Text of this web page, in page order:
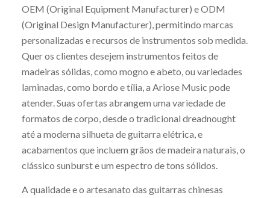
OEM (Original Equipment Manufacturer) e ODM
(Original Design Manufacturer), permitindo marcas
personalizadas e recursos de instrumentos sob medida.
Quer os clientes desejem instrumentos feitos de
madeiras sólidas, como mogno e abeto, ou variedades
laminadas, como bordo e tília, a Ariose Music pode
atender. Suas ofertas abrangem uma variedade de
formatos de corpo, desde o tradicional dreadnought
até a moderna silhueta de guitarra elétrica, e
acabamentos que incluem grãos de madeira naturais, o
clássico sunburst e um espectro de tons sólidos.
A qualidade e o artesanato das guitarras chinesas